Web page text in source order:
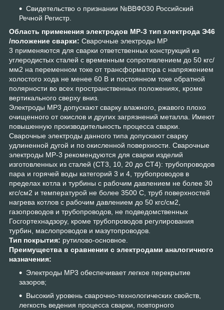
Свидетельство о признании №ВВФ030 Российский
Речной Регистр.
Область применения электродов МР-3 тип электрода Э46
/положение сварки: Сварочные электроды МР
3 применяются для сварки ответственных конструкций из
углеродистых сталей с временным сопротивлением до 50 кгс/
мм2 на переменном токе от трансформатора с напряжением
холостого хода не менее 60 В и постоянном токе обратной
полярности во всех пространственных положениях, кроме
вертикального сверху вниз.
Электроды МР3 допускают сварку влажного, ржавого плохо
очищенного от окислов и других загрязнений металла. Имеют
повышенную производительность процесса сварки.
Сварочные электроды данного типа допускают сварку
удлиненной дугой и по окисленной поверхности. Сварочные
электроды MP-3 рекомендуются для сварки изделий
изготовленных из сталей (СТ3, 10, 20 до СТ4): трубопроводов
пара и горячей воды категорий 3 и 4, трубопроводов в
пределах котла и турбины с рабочим давлением не более 30
кгс/см2 и температурой не более 3500 С, труб поверхностей
нагрева котлов с рабочим давлением до 50 кгс/см2,
газопроводов и трубопроводов, не подведомственных
Госгортехнадзору, кроме трубопроводов регулирования
турбин, маслопроводов и мазутопроводов.
Тип покрытия: рутилово-основное.
Преимущества в сравнении с электродами аналогичного
назначения:
Электроды МР3 обеспечивает легкое перекрытие
зазоров;
Высокий уровень сварочно-технологических свойств,
легкость ведения процесса сварки, повторного